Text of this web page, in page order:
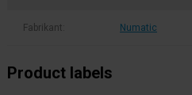
Fabrikant: Numatic
Product labels